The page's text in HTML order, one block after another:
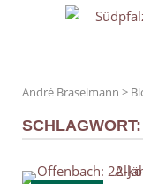
Home
André Braselmann >
SCHLAGWORT:
Open post